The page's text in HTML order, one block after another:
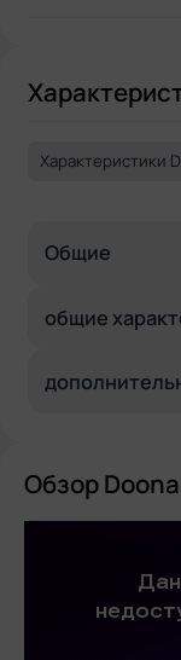
Характеристики
Общие
общие
Обзор